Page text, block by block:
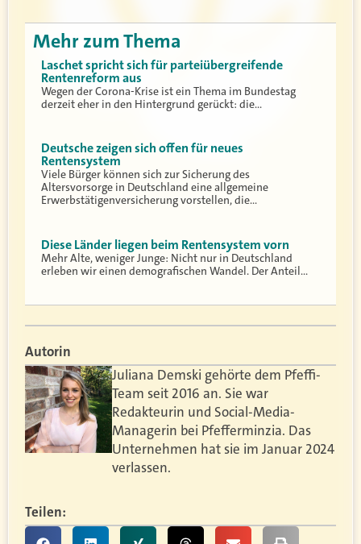
Mehr zum Thema
Laschet spricht sich für parteiübergreifende
Rentenreform aus
Wegen der Corona-Krise ist ein Thema im Bundestag
derzeit eher in den Hintergrund gerückt: die…
Deutsche zeigen sich offen für neues
Rentensystem
Viele Bürger können sich zur Sicherung des
Altersvorsorge in Deutschland eine allgemeine
Erwerbstätigenversicherung vorstellen, die…
Diese Länder liegen beim Rentensystem vorn
Mehr Alte, weniger Junge: Nicht nur in Deutschland
erleben wir einen demografischen Wandel. Der Anteil…
Autorin
Juliana Demski gehörte dem Pfeffi-
Team seit 2016 an. Sie war
Redakteurin und Social-Media-
Managerin bei Pfefferminzia. Das
Unternehmen hat sie im Januar 2024
verlassen.
Teilen: